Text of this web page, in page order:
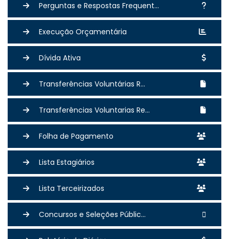
Perguntas e Respostas Frequent...
Execução Orçamentária
Dívida Ativa
Transferências Voluntárias R...
Transferências Voluntarias Re...
Folha de Pagamento
Lista Estagiários
Lista Terceirizados
Concursos e Seleções Públic...